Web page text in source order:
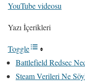
YouTube videosu
Yazı İçerikleri
Toggle
Battlefield Redsec
Steam Verileri Ne